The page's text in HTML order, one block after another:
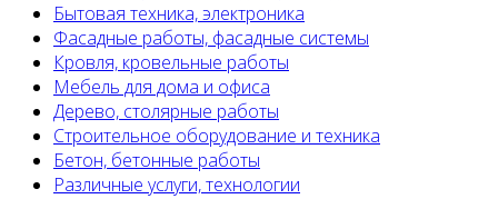
Бытовая техника, электроника
Фасадные работы, фасадные системы
Кровля, кровельные работы
Мебель для дома и офиса
Дерево, столярные работы
Строительное оборудование и техника
Бетон, бетонные работы
Различные услуги, технологии